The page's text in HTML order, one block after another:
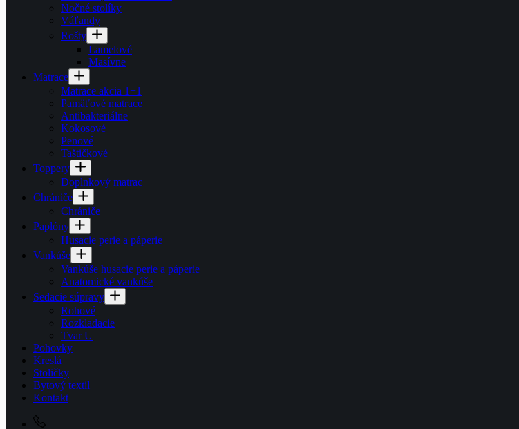
Nočné stolíky
Váľandy
Rošty
Lamelové
Masívne
Matrace
Matrace akcia 1+1
Pamäťové matrace
Antibakteriálne
Kokosové
Penové
Taštičkové
Toppery
Doplnkový matrac
Chrániče
Chrániče
Paplóny
Husacie perie a páperie
Vankúše
Vankúše husacie perie a páperie
Anatomické vankúše
Sedacie súpravy
Rohové
Rozkladacie
Tvar U
Pohovky
Kreslá
Stoličky
Bytový textil
Kontakt